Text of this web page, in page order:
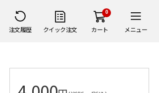
注文履歴 クイック注文
0
カート メニュー